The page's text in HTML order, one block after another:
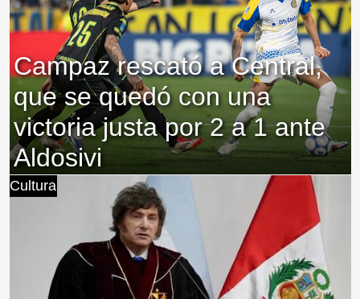
Campaz rescató a Central,
que se quedó con una
victoria justa por 2 a 1 ante
Aldosivi
Cultura